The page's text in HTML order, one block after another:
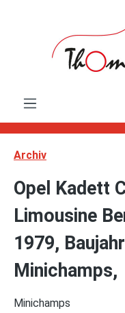
Archiv
Opel Kadett
Limousine
1979,
Minichamps,
Minichamps